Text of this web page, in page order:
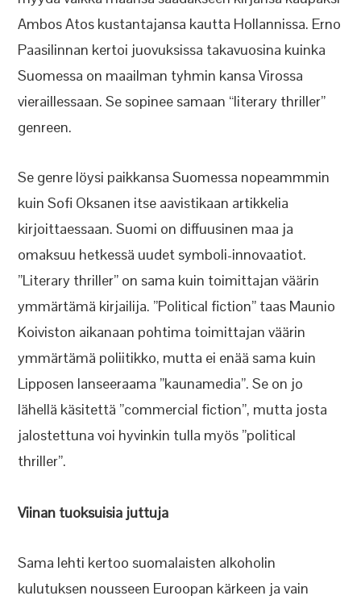
Ambos Atos kustantajansa kautta Hollannissa. Erno
Paasilinnan kertoi juovuksissa takavuosina kuinka
Suomessa on maailman tyhmin kansa Virossa
vieraillessaan. Se sopinee samaan “literary thriller”
genreen.
Se genre löysi paikkansa Suomessa nopeammmin
kuin Sofi Oksanen itse aavistikaan artikkelia
kirjoittaessaan. Suomi on diffuusinen maa ja
omaksuu hetkessä uudet symboli-innovaatiot.
”Literary thriller” on sama kuin toimittajan väärin
ymmärtämä kirjailija. ”Political fiction” taas Maunio
Koiviston aikanaan pohtima toimittajan väärin
ymmärtämä poliitikko, mutta ei enää sama kuin
Lipposen lanseeraama ”kaunamedia”. Se on jo
lähellä käsitettä ”commercial fiction”, mutta josta
jalostettuna voi hyvinkin tulla myös ”political
thriller”.
Viinan tuoksuisia juttuja
Sama lehti kertoo suomalaisten alkoholin
kulutuksen nousseen Euroopan kärkeen ja vain